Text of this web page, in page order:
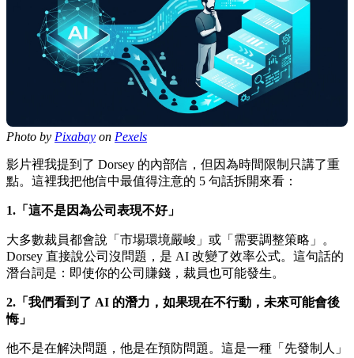
Photo by Pixabay on Pexels
影片裡我提到了 Dorsey 的內部信，但因為時間限制只講了重
點。這裡我把他信中最值得注意的 5 句話拆開來看：
1.「這不是因為公司表現不好」
大多數裁員都會說「市場環境嚴峻」或「需要調整策略」。
Dorsey 直接說公司沒問題，是 AI 改變了效率公式。這句話的
潛台詞是：即使你的公司賺錢，裁員也可能發生。
2.「我們看到了 AI 的潛力，如果現在不行動，未來可能會後
悔」
他不是在解決問題，他是在預防問題。這是一種「先發制人」